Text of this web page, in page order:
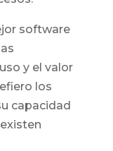
software
y el valor
los
capacidad